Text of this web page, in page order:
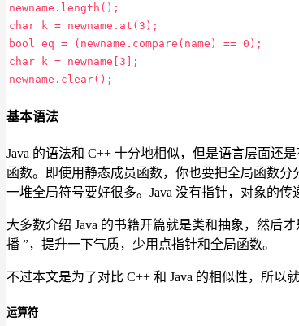
newname.length();
char k = newname.at(3);
bool eq = (newname.compare(name) == 0);
char k = newname[3];
newname.clear();
基本语法
Java 的语法和 C++ 十分地相似，但是语言层面还
函数。即使用静态成员函数，你也要把全局函数
一堆全局符号要好很多。Java 没有指针，对象的
大多数介绍 Java 的书籍开篇就是类和抽象，然后
播 ”，提升一下气质，少用点指针和全局函数。
不过本文是为了对比 C++ 和 Java 的相似性，所以
运算符